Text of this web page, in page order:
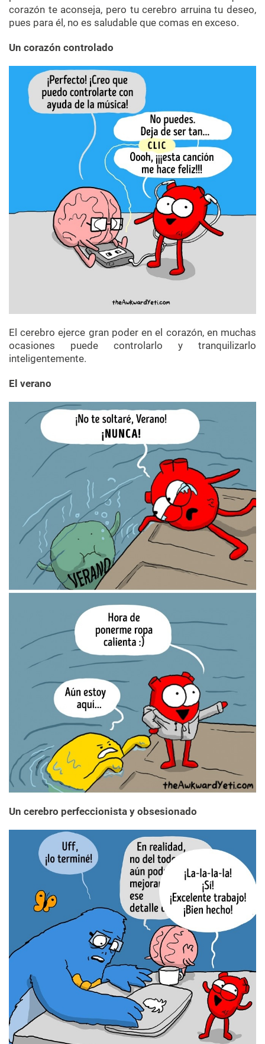
corazón te aconseja, pero tu cerebro arruina tu deseo,
pues para él, no es saludable que comas en exceso.
Un corazón controlado
El cerebro ejerce gran poder en el corazón, en muchas
ocasiones puede controlarlo y tranquilizarlo
inteligentemente.
El verano
Un cerebro perfeccionista y obsesionado